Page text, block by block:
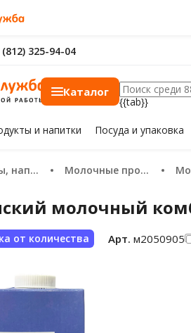
(812) 325-94-04
Каталог
{{tab}}
и напитки Посуда и упаковка
Молочные продукты, сыр, яйца
молочный
от количества Арт. м2050905